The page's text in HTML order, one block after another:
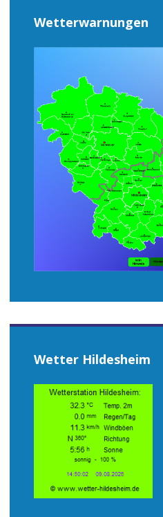
Wetterwarnungen
Wetter Hildesheim